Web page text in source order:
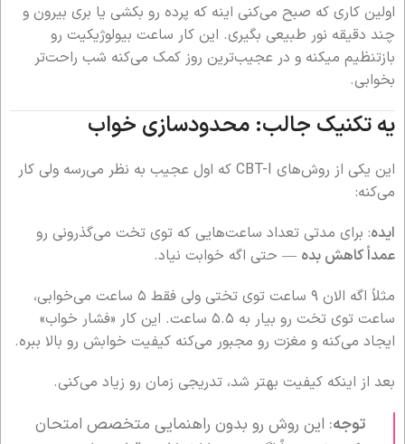
اولین کاری که صبح می‌کنی اینه که پرده رو بکشی یا بری بیرون و
چند دقیقه نور طبیعی بگیری. این کار ساعت بیولوژیکیت رو
بازتنظیم میکنه و در عجیب‌ترین روز کمک می‌کنه شب راحت‌تر
بخوابی.
یه تکنیک جالب: محدودسازی خواب
این یکی از روش‌های CBT-I که اول عجیب به نظر می‌رسه ولی کار
می‌کنه:
ایده: برای مدتی تعداد ساعت‌هایی که توی تخت می‌گذرونی رو
عمداً کاهش بده — حتی اگه خوابت نیاد.
مثلاً اگه الان ۹ ساعت توی تختی ولی فقط ۵ ساعت می‌خوابی،
ساعت توی تخت رو بیار به ۵.۵ ساعت. این کار «فشار خواب»
ایجاد می‌کنه و مغزت رو مجبور می‌کنه کیفیت خوابش رو بالا ببره.
بعد از اینکه کیفیت بهتر شد، تدریجی زمان رو زیاد می‌کنی.
توجه: این روش رو بدون راهنمایی متخصص امتحان